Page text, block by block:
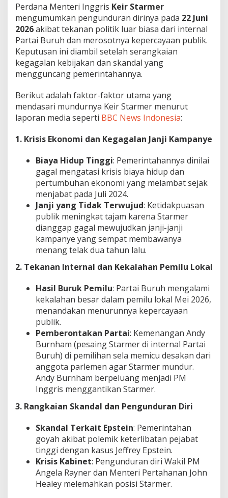
Perdana Menteri Inggris Keir Starmer
mengumumkan pengunduran dirinya pada 22 Juni
2026akibat tekanan politik luar biasa dari internal
Partai Buruh dan merosotnya kepercayaan publik.
Keputusan ini diambil setelah serangkaian
kegagalan kebijakan dan skandal yang
mengguncang pemerintahannya.
Berikut adalah faktor-faktor utama yang
mendasari mundurnya Keir Starmer menurut
laporan media seperti BBC News Indonesia:
1. Krisis Ekonomi dan Kegagalan Janji Kampanye
Biaya Hidup Tinggi: Pemerintahannya dinilai
gagal mengatasi krisis biaya hidup dan
pertumbuhan ekonomi yang melambat sejak
menjabat pada Juli 2024.
Janji yang Tidak Terwujud: Ketidakpuasan
publik meningkat tajam karena Starmer
dianggap gagal mewujudkan janji-janji
kampanye yang sempat membawanya
menang telak dua tahun lalu.
2. Tekanan Internal dan Kekalahan Pemilu Lokal
Hasil Buruk Pemilu: Partai Buruh mengalami
kekalahan besar dalam pemilu lokal Mei 2026,
menandakan menurunnya kepercayaan
publik.
Pemberontakan Partai: Kemenangan Andy
Burnham (pesaing Starmer di internal Partai
Buruh) di pemilihan sela memicu desakan dari
anggota parlemen agar Starmer mundur.
Andy Burnham berpeluang menjadi PM
Inggris menggantikan Starmer.
3. Rangkaian Skandal dan Pengunduran Diri
Skandal Terkait Epstein: Pemerintahan
goyah akibat polemik keterlibatan pejabat
tinggi dengan kasus Jeffrey Epstein.
Krisis Kabinet: Pengunduran diri Wakil PM
Angela Rayner dan Menteri Pertahanan John
Healey melemahkan posisi Starmer.